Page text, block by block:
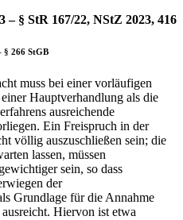
– § StR 167/22, NStZ 2023, 416
§ 266 StGB
muss bei einer vorläufigen
Hauptverhandlung als die
ausreichende
Ein Freispruch in der
völlig auszuschließen sein; die
lassen, müssen
sein, so dass
der
Grundlage für die Annahme
Hiervon ist etwa